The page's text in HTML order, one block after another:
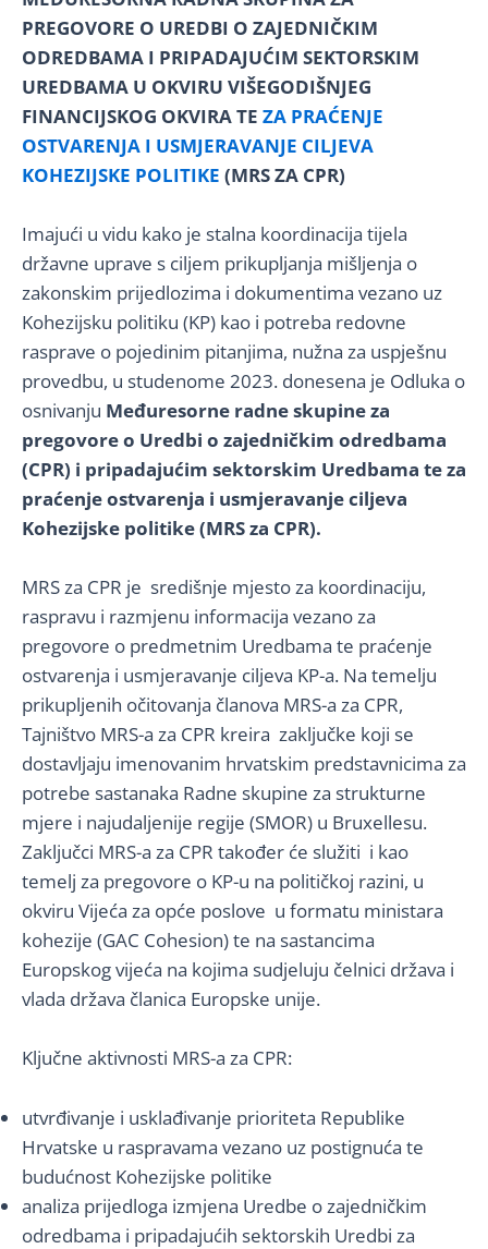
PREGOVORE O UREDBI O ZAJEDNIČKIM
ODREDBAMA I PRIPADAJUĆIM SEKTORSKIM
UREDBAMA U OKVIRU VIŠEGODIŠNJEG
FINANCIJSKOG OKVIRA TE ZA PRAĆENJE
OSTVARENJA I USMJERAVANJE CILJEVA
KOHEZIJSKE POLITIKE (MRS ZA CPR)
Imajući u vidu kako je stalna koordinacija tijela
državne uprave s ciljem prikupljanja mišljenja o
zakonskim prijedlozima i dokumentima vezano uz
Kohezijsku politiku (KP) kao i potreba redovne
rasprave o pojedinim pitanjima, nužna za uspješnu
provedbu, u studenome 2023. donesena je Odluka o
osnivanju Međuresorne radne skupine za
pregovore o Uredbi o zajedničkim odredbama
(CPR) i pripadajućim sektorskim Uredbama te za
praćenje ostvarenja i usmjeravanje ciljeva
Kohezijske politike (MRS za CPR).
MRS za CPR je središnje mjesto za koordinaciju,
raspravu i razmjenu informacija vezano za
pregovore o predmetnim Uredbama te praćenje
ostvarenja i usmjeravanje ciljeva KP-a. Na temelju
prikupljenih očitovanja članova MRS-a za CPR,
Tajništvo MRS-a za CPR kreira zaključke koji se
dostavljaju imenovanim hrvatskim predstavnicima za
potrebe sastanaka Radne skupine za strukturne
mjere i najudaljenije regije (SMOR) u Bruxellesu.
Zaključci MRS-a za CPR također će služiti i kao
temelj za pregovore o KP-u na političkoj razini, u
okviru Vijeća za opće poslove u formatu ministara
kohezije (GAC Cohesion) te na sastancima
Europskog vijeća na kojima sudjeluju čelnici država i
vlada država članica Europske unije.
Ključne aktivnosti MRS-a za CPR:
utvrđivanje i usklađivanje prioriteta Republike
Hrvatske u raspravama vezano uz postignuća te
budućnost Kohezijske politike
analiza prijedloga izmjena Uredbe o zajedničkim
odredbama i pripadajućih sektorskih Uredbi za